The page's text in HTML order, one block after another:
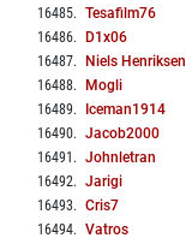
16485. Tesafilm76
16486. D1x06
16487. Niels Henriksen
16488. Mogli
16489. Iceman1914
16490. Jacob2000
16491 . Johnletran
16492. Jarigi
16493. Cris7
16494. Vatros